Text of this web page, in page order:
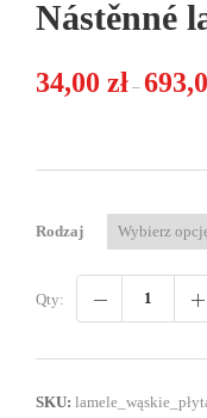
Nástěnné
34,00 zł –
Rodzaj
Qty:
SKU: